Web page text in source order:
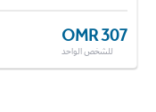
OMR 307
للشخص الواحد